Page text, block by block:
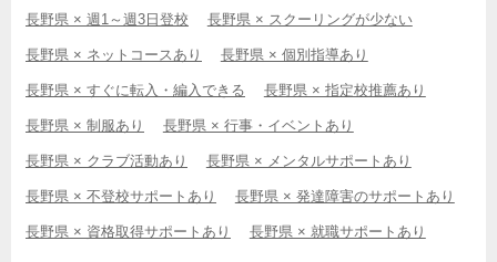
長野県 × 週1～週3日登校 長野県 × スクーリングが少ない
長野県 × ネットコースあり 長野県 × 個別指導あり
長野県 × すぐに転入・編入できる 長野県 × 指定校推薦あり
長野県 × 制服あり 長野県 × 行事・イベントあり
長野県 × クラブ活動あり 長野県 × メンタルサポートあり
長野県 × 不登校サポートあり 長野県 × 発達障害のサポートあり
長野県 × 資格取得サポートあり 長野県 × 就職サポートあり